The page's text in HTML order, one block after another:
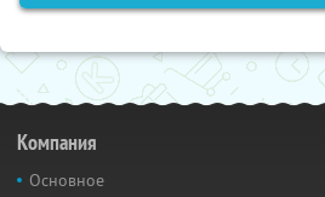
Компания
Основное